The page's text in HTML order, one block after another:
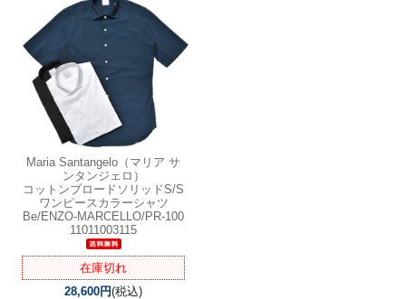
Maria Santangelo（マリア サ
ンタンジェロ）
コットンブロードソリッドS/S
ワンピースカラーシャツ
Be/ENZO-MARCELLO/PR-100
11011003115
在庫切れ
28,600円(税込)